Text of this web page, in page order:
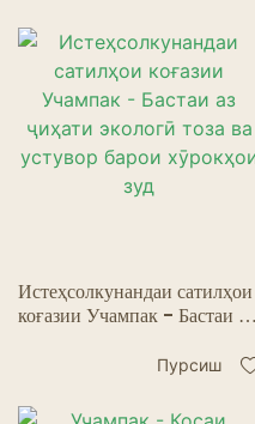
Истеҳсолкунандаи сатилҳои
коғазии Учампак - Бастаи аз
устувор барои хӯрокҳои зуд
Пурсиш